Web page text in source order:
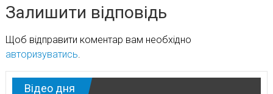
Залишити відповідь
Щоб відправити коментар вам необхідно
авторизуватись
Відео дня